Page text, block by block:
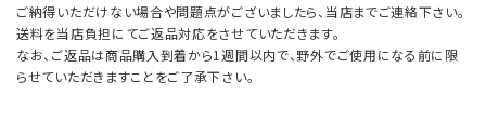
ご納得いただけない場合や問題点がございましたら、当店までご連絡下さい。
送料を当店負担にてご返品対応をさせていただきます。
なお、ご返品は商品購入到着から1週間以内で、野外でご使用になる前に限
らせていただきますことをご了承下さい。